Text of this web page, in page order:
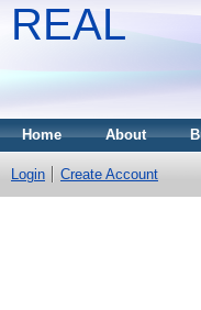
REAL
Home About
Login Create Account